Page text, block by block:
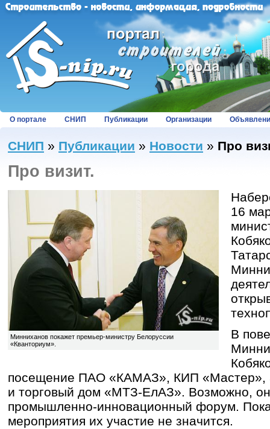
О портале СНИП Публикации Организации
СНИП » Публикации » Новости » Про
Про визит.
Минниханов покажет премьер-министру Белоруссии
«Кванториум».
16
В
посещение ПАО «КАМАЗ», КИП «Мастер»,
и торговый дом «МТЗ-ЕлАЗ». Возможно,
промышленно-инновационный форум.
мероприятия их участие не значится.